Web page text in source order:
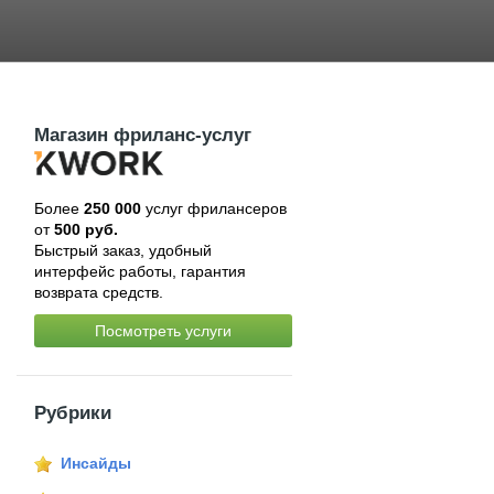
Магазин фриланс-услуг
Более 250 000услуг фрилансеров
от500 руб.
Быстрый заказ, удобный
интерфейс работы, гарантия
возврата средств.
Посмотреть услуги
Рубрики
Инсайды